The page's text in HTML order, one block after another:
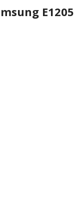
E1205